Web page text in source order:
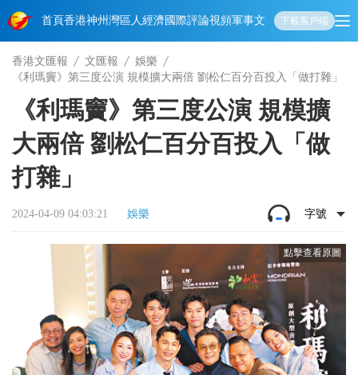
首頁香港神州 灣區人經濟國際評論視頻軍事文化 娛樂生活教育體
下載客戶端
香港文匯報 文匯報
娛樂
《利瑪竇》第三度公演 規模擴大兩倍 劉松仁百分百投入「做打雜」
《利瑪竇》第三度公演 規模擴
大兩倍 劉松仁百分百投入「做
打雜」
2024-04-09 04:03:21 娛樂 字號